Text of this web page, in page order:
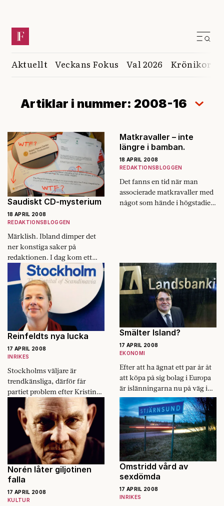
Aktuellt Veckans Fokus Val 2026 Krönikor
Artiklar i nummer: 2008-16
Saudiskt CD-mysterium
18 APRIL 2008
REDAKTIONSBLOGGEN
Märklish. Ibland dimper det
ner konstiga saker på
redaktionen. I dag kom ett
brev från ett stort oljerikt land
på arabiska halvön.
Brevskrivaren ”kindly asks…
Matkravaller – inte
längre i bamban.
18 APRIL 2008
REDAKTIONSBLOGGEN
Det fanns en tid när man
associerade matkravaller med
något som hände i högstadiets
Reinfeldts nya lucka
17 APRIL 2008
INRIKES
Stockholms väljare är
trendkänsliga, därför får
partiet problem efter Kristina
Axén Olins avhopp.
Smälter Island?
17 APRIL 2008
EKONOMI
Efter att ha ägnat ett par år åt
att köpa på sig bolag i Europa
är islänningarna nu på väg in i
väggen.
Norén låter giljotinen
falla
17 APRIL 2008
KULTUR
Omstridd vård av
sexdömda
17 APRIL 2008
INRIKES